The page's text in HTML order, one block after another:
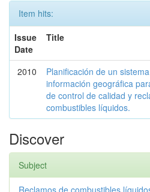
Item hits:
Issue
Date
Title
2010
Planificación de un
información geográfica
de control de calidad y
combustibles líquidos.
Discover
Subject
Reclamos de combustibles